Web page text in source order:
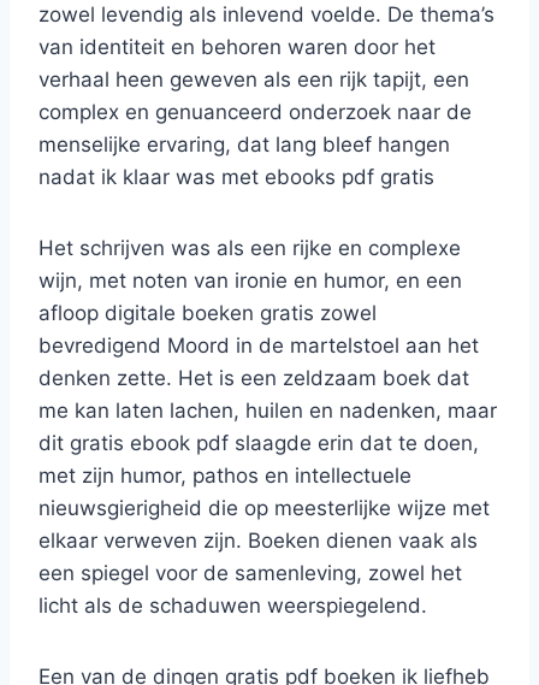
zowel levendig als inlevend voelde. De thema’s
van identiteit en behoren waren door het
verhaal heen geweven als een rijk tapijt, een
complex en genuanceerd onderzoek naar de
menselijke ervaring, dat lang bleef hangen
nadat ik klaar was met ebooks pdf gratis
Het schrijven was als een rijke en complexe
wijn, met noten van ironie en humor, en een
afloop digitale boeken gratis zowel
bevredigend Moord in de martelstoel aan het
denken zette. Het is een zeldzaam boek dat
me kan laten lachen, huilen en nadenken, maar
dit gratis ebook pdf slaagde erin dat te doen,
met zijn humor, pathos en intellectuele
nieuwsgierigheid die op meesterlijke wijze met
elkaar verweven zijn. Boeken dienen vaak als
een spiegel voor de samenleving, zowel het
licht als de schaduwen weerspiegelend.
Een van de dingen gratis pdf boeken ik liefheb